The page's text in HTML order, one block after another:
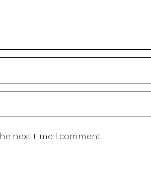
next time I comment.